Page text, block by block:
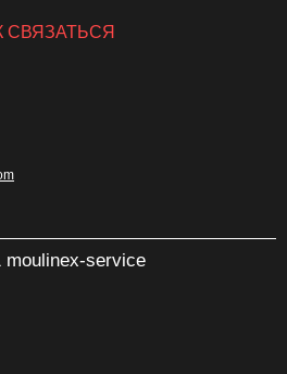
СВЯЗАТЬСЯ
moulinex-service